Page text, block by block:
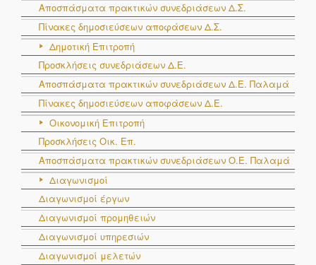
Αποσπάσματα πρακτικών συνεδριάσεων Δ.Σ.
Πίνακες δημοσιεύσεων αποφάσεων Δ.Σ.
Δημοτική Επιτροπή
Προσκλήσεις συνεδριάσεων Δ.Ε.
Αποσπάσματα πρακτικών συνεδριάσεων Δ.E. Παλαμά
Πίνακες δημοσιεύσεων αποφάσεων Δ.Ε.
Οικονομική Επιτροπή
Προσκλήσεις Οικ. Επ.
Αποσπάσματα πρακτικών συνεδριάσεων Ο.E. Παλαμά
Διαγωνισμοί
Διαγωνισμοί έργων
Διαγωνισμοί προμηθειών
Διαγωνισμοί υπηρεσιών
Διαγωνισμοί μελετών